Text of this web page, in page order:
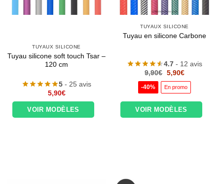
TUYAUX SILICONE
Tuyau silicone soft touch Tsar –
120 cm
5 - 25 avis
5,90€
VOIR MODÈLES
TUYAUX SILICONE
Tuyau en silicone Carbone
4.7 - 12 avis
9,90€ Le
initial
était :
5,90€Le
actuel
est :
-40% En promo
VOIR MODÈLES